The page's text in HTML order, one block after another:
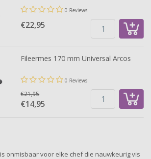
0 Reviews
€22,95
Fileermes 170 mm Universal Arcos
0 Reviews
€21,95
€14,95
is onmisbaar voor elke chef die nauwkeurig vis